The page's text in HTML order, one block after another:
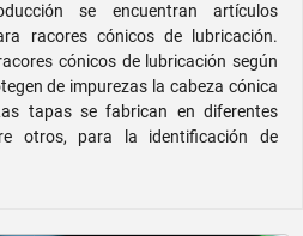
se encuentran artículos
racores cónicos de lubricación.
cónicos de lubricación según
de impurezas la cabeza cónica
tapas se fabrican en diferentes
otros, para la identificación de